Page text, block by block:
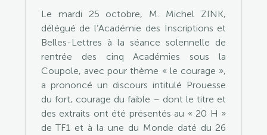
Le mardi 25 octobre, M. Michel ZINK,
délégué de l’Académie des Inscriptions et
Belles-Lettres à la séance solennelle de
rentrée des cinq Académies sous la
Coupole, avec pour thème « le courage »,
a prononcé un discours intitulé Prouesse
du fort, courage du faible – dont le titre et
des extraits ont été présentés au « 20 H »
de TF1 et à la une du Monde daté du 26